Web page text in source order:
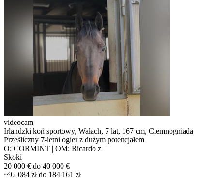
videocam
Irlandzki koń sportowy, Wałach, 7 lat, 167 cm, Ciemnogniada
Prześliczny 7-letni ogier z dużym potencjałem
O: CORMINT | OM: Ricardo z
Skoki
20 000 € do 40 000 €
~92 084 zł do 184 161 zł